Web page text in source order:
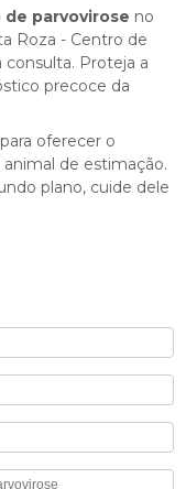
parvovirose no
Roza - Centro de
Proteja a
precoce da
oferecer o
de estimação.
plano, cuide dele